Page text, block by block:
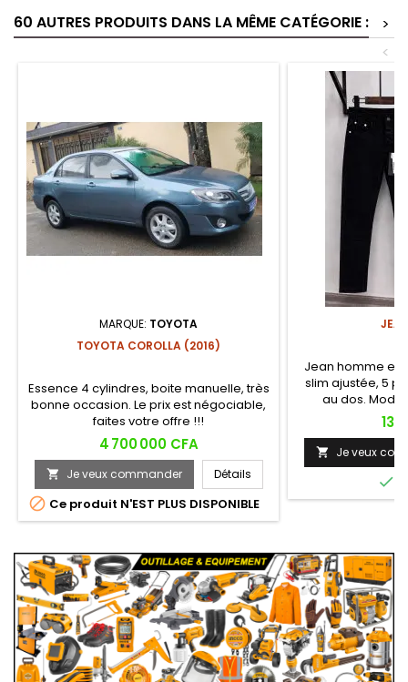
60 AUTRES PRODUITS DANS LA MÊME CATÉGORIE :
>
<
MARQUE: TOYOTA
TOYOTA COROLLA (2016)
Essence 4 cylindres, boite manuelle, très
bonne occasion. Le prix est négociable,
faites votre offre !!!
Prix
4 700 000 CFA
 Je veux commander Détails
 Ce produit N'EST PLUS DISPONIBLE
Jean homme en
slim ajustée, 5
au dos.
Prix
13
 Je veux
